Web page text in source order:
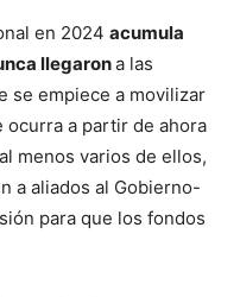
en 2024 acumula
llegarona las
se empiece a movilizar
ocurra a partir de ahora
menos varios de ellos,
a aliados al Gobierno-
para que los fondos